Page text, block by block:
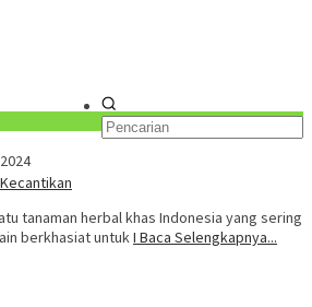
tanaman herbal khas Indonesia yang sering
berkhasiat untukI Baca Selengkapnya...